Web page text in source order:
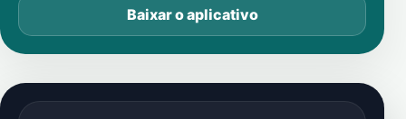
Baixar o aplicativo